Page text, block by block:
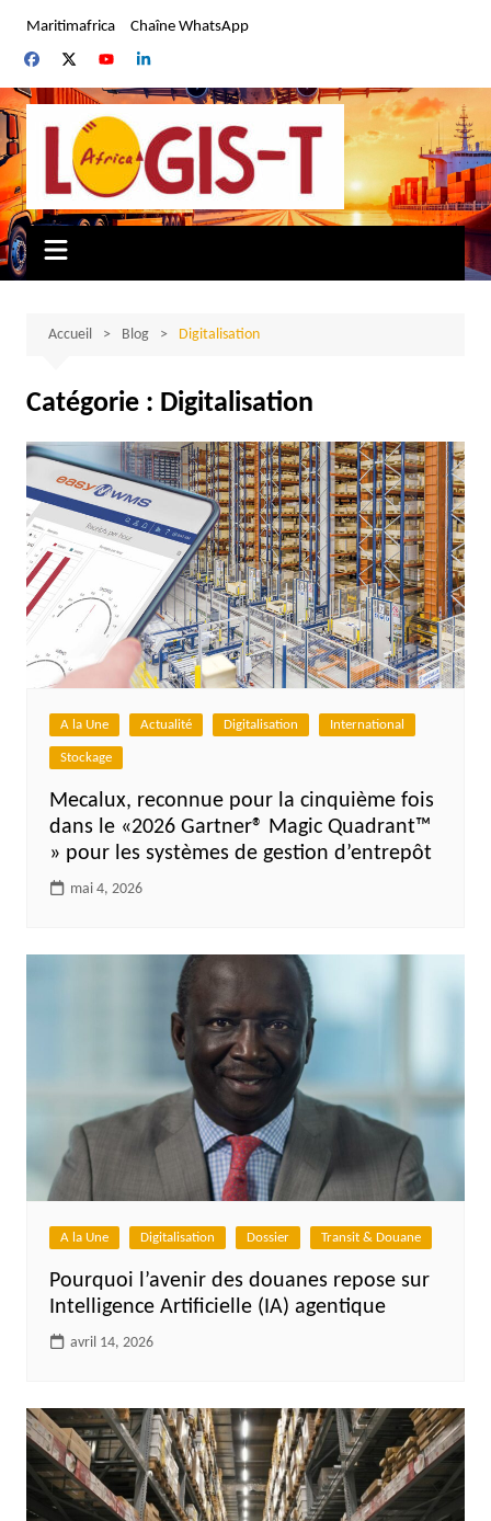
contenu
Maritimafrica Chaîne WhatsApp
Accueil Blog Digitalisation
Catégorie : Digitalisation
A la Une Actualité Digitalisation International
Stockage
Mecalux, reconnue pour la cinquième fois
dans le «2026 Gartner® Magic Quadrant™
» pour les systèmes de gestion d’entrepôt
mai 4, 2026
A la Une Digitalisation Dossier Transit & Douane
Pourquoi l’avenir des douanes repose sur
Intelligence Artificielle (IA) agentique
avril 14, 2026